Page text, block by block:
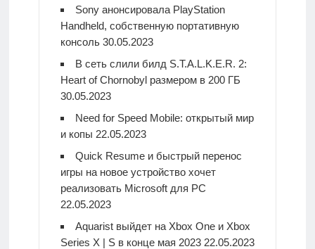
Sony анонсировала PlayStation
Handheld, собственную портативную
консоль 30.05.2023
В сеть слили билд S.T.A.L.K.E.R. 2:
Heart of Chornobyl размером в 200 ГБ
30.05.2023
Need for Speed Mobile: открытый мир
и копы 22.05.2023
Quick Resume и быстрый перенос
игры на новое устройство хочет
реализовать Microsoft для PC
22.05.2023
Aquarist выйдет на Xbox One и Xbox
Series X | S в конце мая 2023 22.05.2023